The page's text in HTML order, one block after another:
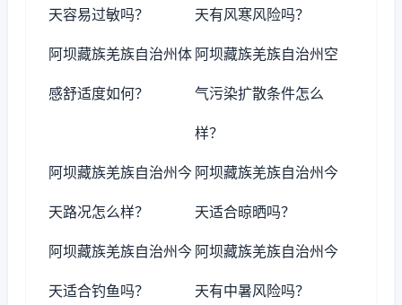
天容易过敏吗？ 天有风寒风险吗？
阿坝藏族羌族自治州体
感舒适度如何？
阿坝藏族羌族自治州空
气污染扩散条件怎么
样？
阿坝藏族羌族自治州今
天路况怎么样？
阿坝藏族羌族自治州今
天适合晾晒吗？
阿坝藏族羌族自治州今
天适合钓鱼吗？
阿坝藏族羌族自治州今
天有中暑风险吗？